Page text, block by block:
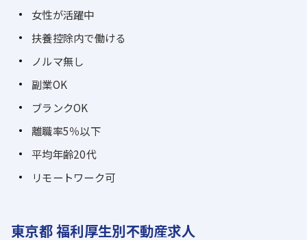
女性が活躍中
扶養控除内で働ける
ノルマ無し
副業OK
ブランクOK
離職率5％以下
平均年齢20代
リモートワーク可
東京都 福利厚生別不動産求人